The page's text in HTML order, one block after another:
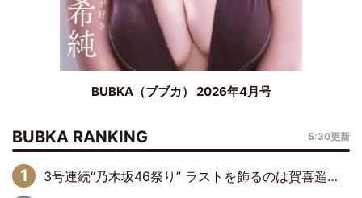
BUBKA（ブブカ） 2026年4月号
BUBKA RANKING 5:30更新
3号連続“乃木坂46祭り” ラストを飾るのは賀喜遥香…5年ぶりの登場に「5年分大人になった私を見ていただけたら」